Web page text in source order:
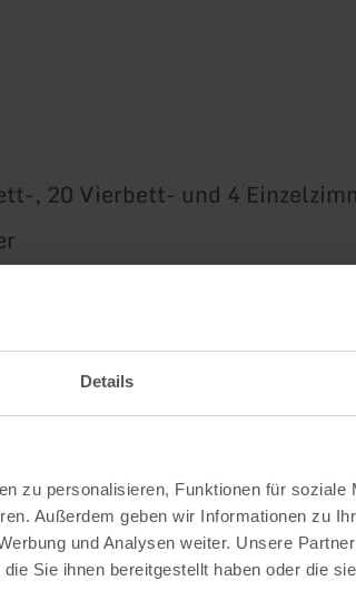
Details
zu personalisieren, Funktionen für soziale
Außerdem geben wir Informationen zu
und Analysen weiter. Unsere
Sie ihnen bereitgestellt haben oder die
, 20 Vierbett- und 4
der Jugendherberge an.